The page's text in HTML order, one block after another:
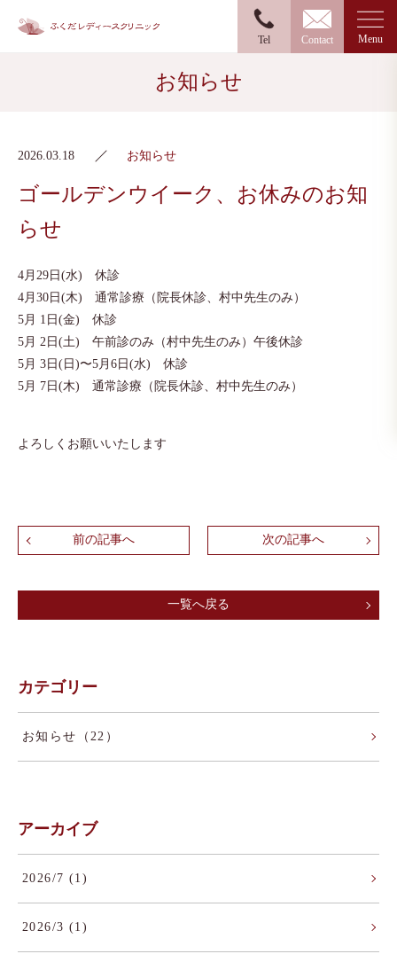
Tel Contact Menu
お知らせ
2026.03.18 お知らせ
ゴールデンウイーク、お休みのお知
らせ
4月29日(水) 休診
4月30日(木) 通常診療（院長休診、村中先生のみ）
5月 1日(金) 休診
5月 2日(土) 午前診のみ（村中先生のみ）午後休診
5月 3日(日)〜5月6日(水) 休診
5月 7日(木) 通常診療（院長休診、村中先生のみ）
よろしくお願いいたします
前の記事へ 次の記事へ
一覧へ戻る
カテゴリー
お知らせ（22）
アーカイブ
2026/7 (1)
2026/3 (1)